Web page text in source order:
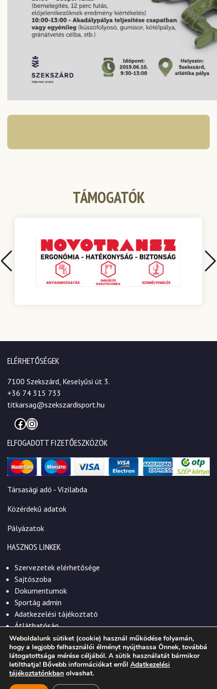
TÁMOGATÓK
ELÉRHETŐSÉGEK
7100 Szekszárd, Keselyűsi út 3.
+36 74 315 733
titkarsag@szekszardisport.hu
Facebook
Instagram
ELFOGADOTT FIZETŐESZKÖZÖK
Társasági adó - Vízilabda
Közérdekű adatok
Pályázatok
HASZNOS LINKEK
Szervezetek elérhetősége
Sajtószoba
Dokumentumok
Sportág admin
Adatkezelési tájékoztató
Átláthatóság
© 2026. Szekszárdi Sportközpont Nonprofit Kft.
Weboldalunk sütiket (cookie) használ működése folyamán,
hogy a legjobb felhasználói élményt nyújthassa Önnek, továbbá
látogatottsága mérése céljából. A sütik használatát bármikor
letilthatja! Bővebb információkat erről Adatkezelési
tájékoztatónkban olvashat.